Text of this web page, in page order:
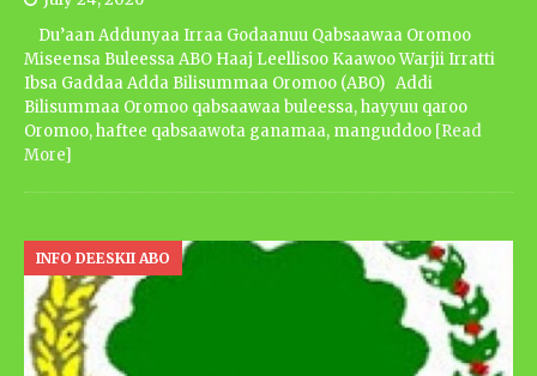
Du’aan Addunyaa Irraa Godaanuu Qabsaawaa Oromoo
Miseensa Buleessa ABO Haaj Leellisoo Kaawoo Warjii Irratti
Ibsa Gaddaa Adda Bilisummaa Oromoo (ABO) Addi
Bilisummaa Oromoo qabsaawaa buleessa, hayyuu qaroo
Oromoo, haftee qabsaawota ganamaa, manguddoo [Read
More]
INFO DEESKII ABO